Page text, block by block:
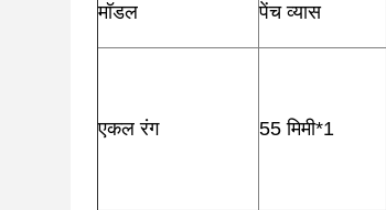
मॉडल पेंच व्यास
एकल रंग 55 मिमी*1